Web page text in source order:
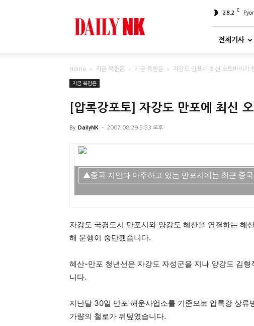
28.2 C
전체기사
Home 지금 북한은 지금 북한은 자강도 만포에 최신 오토바이가
지금 북한은
[압록강포토] 자강도 만포에 최신
By DailyNK - 2007.08.29 5:53 오후
▲중국 지안과 마주하고 있는 만포시에는 최근 중
자강도 국경도시 만포시와 양강도 혜산을 연결하는 혜
해 운행이 중단됐습니다.
혜산-만포 청년선은 자강도 자성군을 지나 양강도 김
니다.
지난달 30일 만포 해운사업소를 기준으로 압록강 상
가량의 철로가 뒤덮였습니다.